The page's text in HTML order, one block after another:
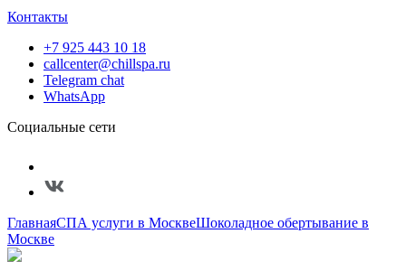
Контакты
+7 925 443 10 18
callcenter@chillspa.ru
Telegram chat
WhatsApp
Социальные сети
ГлавнаяСПА услуги в МосквеШоколадное обертывание в
Москве